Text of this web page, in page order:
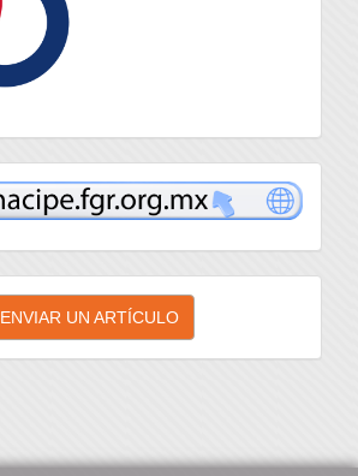
ENVIAR UN ARTÍCULO